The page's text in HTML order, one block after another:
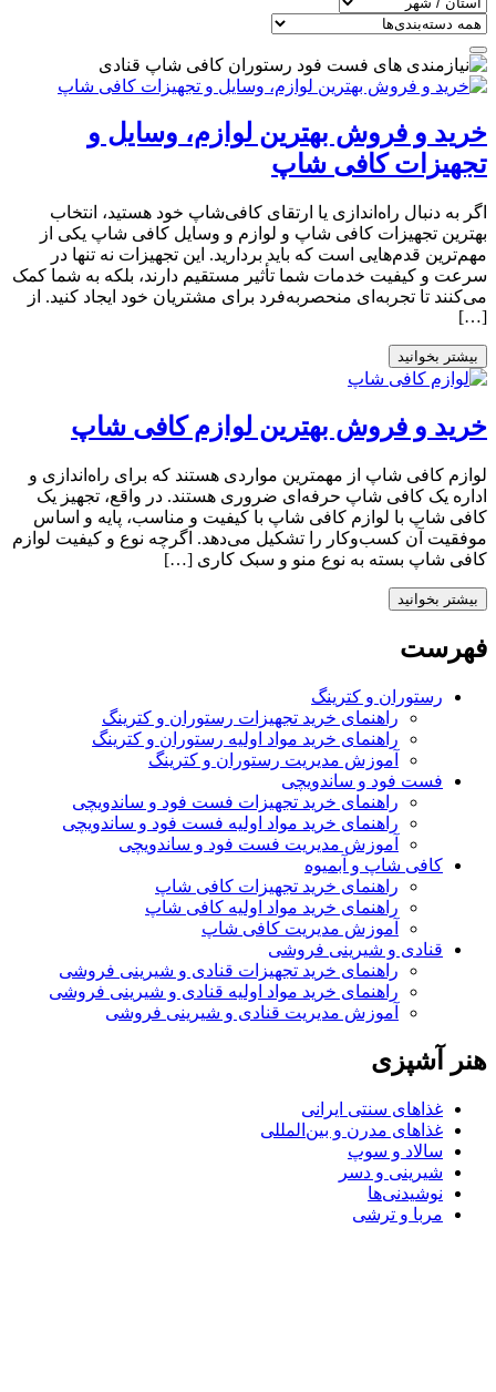
خرید و فروش بهترین لوازم، وسایل و
تجهیزات کافی شاپ
اگر به دنبال راه‌اندازی یا ارتقای کافی‌شاپ خود هستید، انتخاب
بهترین تجهیزات کافی شاپ و لوازم و وسایل کافی شاپ یکی از
مهم‌ترین قدم‌هایی است که باید بردارید. این تجهیزات نه تنها در
سرعت و کیفیت خدمات شما تأثیر مستقیم دارند، بلکه به شما کمک
می‌کنند تا تجربه‌ای منحصربه‌فرد برای مشتریان خود ایجاد کنید. از
[…]
بیشتر بخوانید
خرید و فروش بهترین لوازم کافی شاپ
لوازم کافی شاپ از مهمترین مواردی هستند که برای راه‌اندازی و
اداره یک کافی شاپ حرفه‌ای ضروری هستند. در واقع، تجهیز یک
کافی شاپ با لوازم کافی شاپ با کیفیت و مناسب، پایه و اساس
موفقیت آن کسب‌وکار را تشکیل می‌دهد. اگرچه نوع و کیفیت لوازم
کافی شاپ بسته به نوع منو و سبک کاری […]
بیشتر بخوانید
فهرست
رستوران و کترینگ
راهنمای خرید تجهیزات رستوران و کترینگ
راهنمای خرید مواد اولیه رستوران و کترینگ
آموزش مدیریت رستوران و کترینگ
فست فود و ساندویچی
راهنمای خرید تجهیزات فست فود و ساندویچی
راهنمای خرید مواد اولیه فست فود و ساندویچی
آموزش مدیریت فست فود و ساندویچی
کافی شاپ و آبمیوه
راهنمای خرید تجهیزات کافی شاپ
راهنمای خرید مواد اولیه کافی‌ شاپ‌
آموزش مدیریت کافی شاپ
قنادی و شیرینی فروشی
راهنمای خرید تجهیزات قنادی و شیرینی فروشی
راهنمای خرید مواد اولیه قنادی و شیرینی فروشی
آموزش مدیریت قنادی و شیرینی فروشی
هنر آشپزی
غذاهای سنتی ایرانی
غذاهای مدرن و بین‌المللی
سالاد و سوپ
شیرینی و دسر
نوشیدنی‌ها
مربا و ترشی